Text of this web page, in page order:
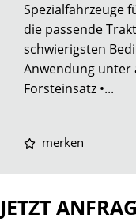
Spezialfahrzeuge
die passende
schwierigsten
Anwendung
Forsteinsatz •...
merken
JETZT